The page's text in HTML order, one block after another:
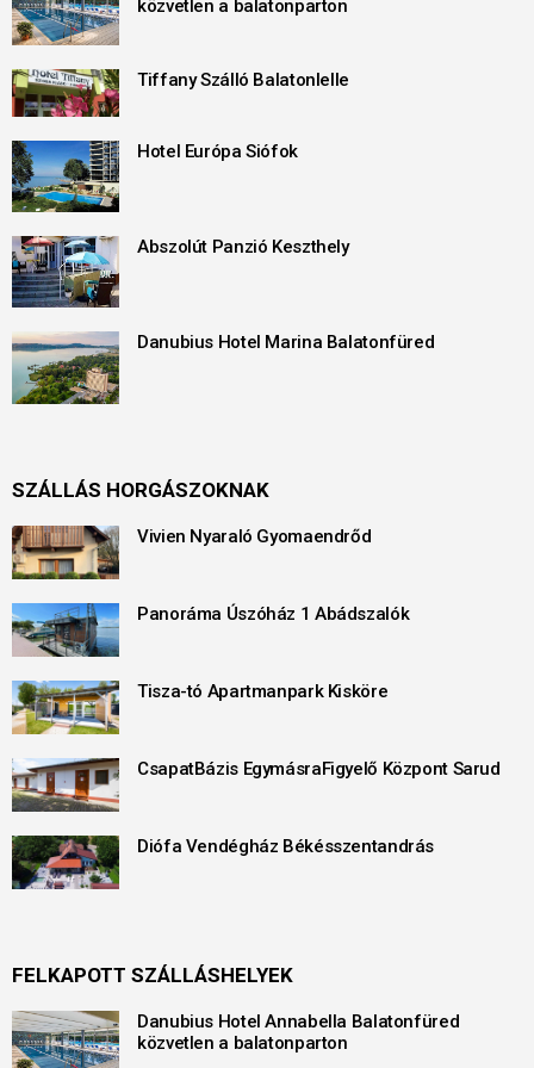
közvetlen a balatonparton
Tiffany Szálló Balatonlelle
Hotel Európa Siófok
Abszolút Panzió Keszthely
Danubius Hotel Marina Balatonfüred
SZÁLLÁS HORGÁSZOKNAK
Vivien Nyaraló Gyomaendrőd
Panoráma Úszóház 1 Abádszalók
Tisza-tó Apartmanpark Kisköre
CsapatBázis EgymásraFigyelő Központ Sarud
Diófa Vendégház Békésszentandrás
FELKAPOTT SZÁLLÁSHELYEK
Danubius Hotel Annabella Balatonfüred
közvetlen a balatonparton